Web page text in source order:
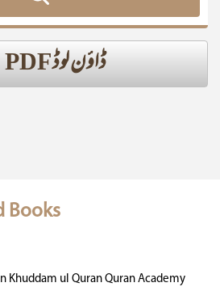
ڈاؤن لوڈ PDF
Books
Khuddam ul Quran Quran Academy